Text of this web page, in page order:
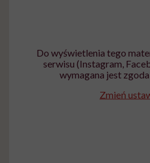
Do wyświetlenia tego
serwisu (Instagram,
wymagana jest
Zmień